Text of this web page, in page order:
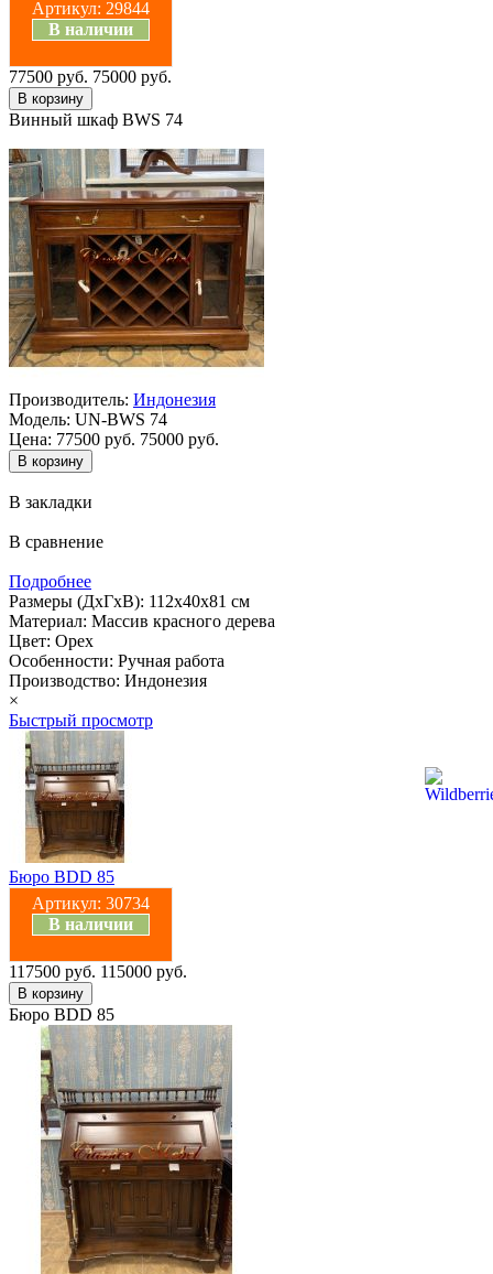
Артикул: 29844
В наличии
77500 руб. 75000 руб.
Винный шкаф BWS 74
Производитель: Индонезия
Модель: UN-BWS 74
Цена: 77500 руб. 75000 руб.
В закладки
В сравнение
Подробнее
Размеры (ДхГхВ): 112х40х81 см
Материал: Массив красного дерева
Цвет: Орех
Особенности: Ручная работа
Производство: Индонезия
×
Быстрый просмотр
Бюро BDD 85
Артикул: 30734
В наличии
117500 руб. 115000 руб.
Бюро BDD 85